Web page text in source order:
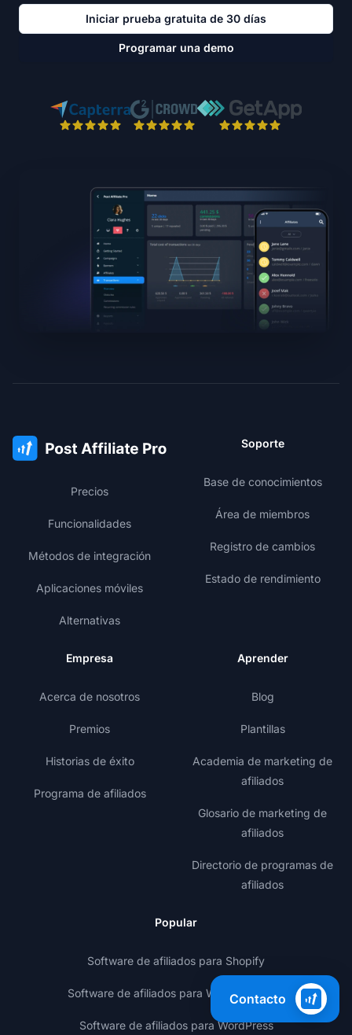
Iniciar prueba gratuita de 30 días
Programar una demo
Precios
Funcionalidades
Métodos de integración
Aplicaciones móviles
Alternativas
Soporte
Base de conocimientos
Área de miembros
Registro de cambios
Estado de rendimiento
Empresa
Acerca de nosotros
Premios
Historias de éxito
Programa de afiliados
Aprender
Blog
Plantillas
Academia de marketing de
afiliados
Glosario de marketing de
afiliados
Directorio de programas de
afiliados
Popular
Software de afiliados para Shopify
Software de afiliados para WooCommerce
Software de afiliados para WordPress
Contacto